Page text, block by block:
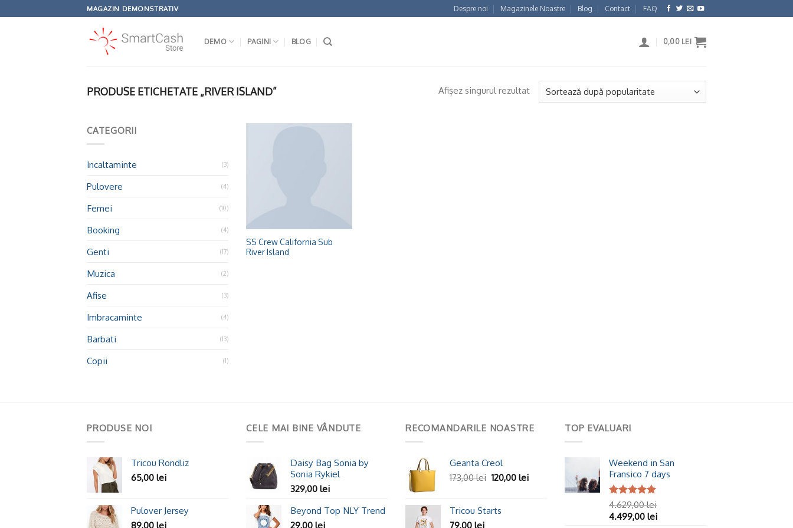
conținutul
MAGAZIN DEMONSTRATIV Despre noi Magazinele Noastre Blog Contact FAQ
DEMO PAGINI BLOG 0,00 LEI
PRODUSE ETICHETATE „RIVER ISLAND” Afișez singurul rezultat
CATEGORII
Incaltaminte (3)
Pulovere (4)
Femei (10)
Booking (4)
Genti (17)
Muzica (2)
Afise (3)
Imbracaminte (4)
Barbati (13)
Copii (1)
SS Crew California Sub
River Island
PRODUSE NOI
Tricou Rondliz
65,00 lei
Pulover Jersey
89,00 lei
CELE MAI BINE VÂNDUTE
Daisy Bag Sonia by
Sonia Rykiel
329,00 lei
Beyond Top NLY Trend
29,00 lei
RECOMANDARILE NOASTRE
Geanta Creol
173,00lei 120,00 lei
Tricou Starts
79,00 lei
TOP EVALUARI
Weekend in San
Fransico 7 days
Evaluat la
5.00din 5
4.629,00lei
4.499,00 lei